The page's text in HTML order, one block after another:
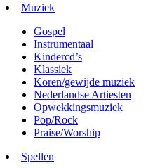
Muziek
Gospel
Instrumentaal
Kindercd’s
Klassiek
Koren/gewijde muziek
Nederlandse Artiesten
Opwekkingsmuziek
Pop/Rock
Praise/Worship
Spellen